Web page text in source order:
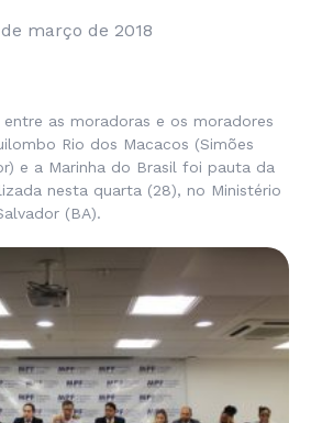
março de 2018
as moradoras e os moradores
Rio dos Macacos (Simões
e a Marinha do Brasil foi pauta da
nesta quarta (28), no Ministério
(BA).